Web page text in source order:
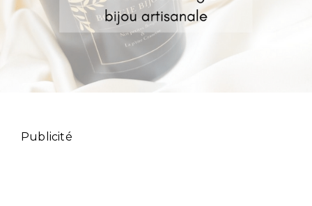
Publicité